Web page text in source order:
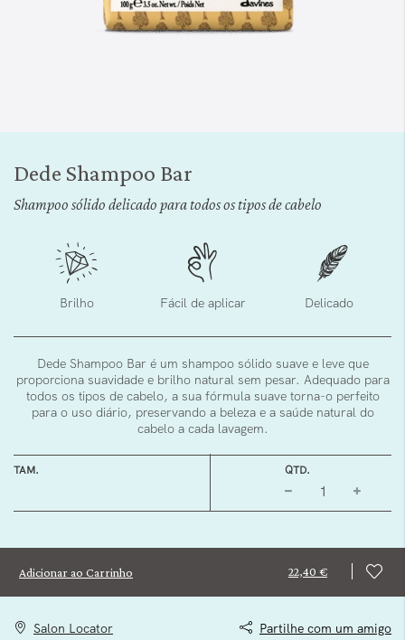
início
Dede Shampoo Bar
Shampoo sólido delicado para todos os tipos de cabelo
Brilho Fácil de aplicar Delicado
Dede Shampoo Bar é um shampoo sólido suave e leve que
proporciona suavidade e brilho natural sem pesar. Adequado para
todos os tipos de cabelo, a sua fórmula suave torna-o perfeito
para o uso diário, preservando a beleza e a saúde natural do
cabelo a cada lavagem.
Adicionar ao Carrinho 22,40 €
TAM. QTD.
Salon Locator Partilhe com um amigo